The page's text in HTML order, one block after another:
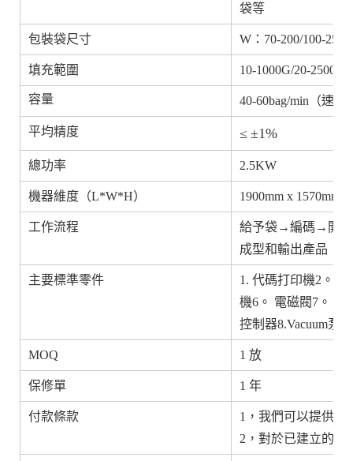
袋等
包裝袋尺寸 W：70-200/100-250
填充範圍
10-1000G/20-2500G
容量
40-60bag/min（速
平均精度 ≤ ±1%
總功率 2.5KW
機器維度（L*W*H） 1900mm x 1570mm
工作流程
給予袋→編碼→開
成型和輸出產品
主要標準零件
1. 代碼打印機2。
機6。 電磁閥7。 溫
控制器8.Vacuum泵
MOQ 1 放
保修單 1 年
付款條款
1，我們可以提供
2，對於已建立的客